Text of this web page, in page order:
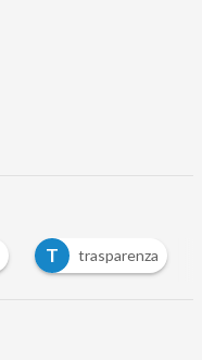
T
trasparenza